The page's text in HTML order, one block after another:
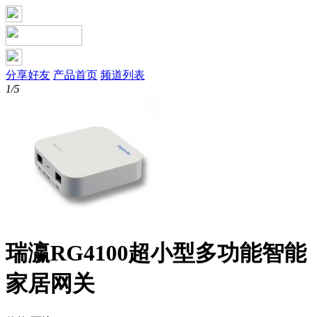
分享好友 产品首页 频道列表
1/5
瑞瀛RG4100超小型多功能智能
家居网关